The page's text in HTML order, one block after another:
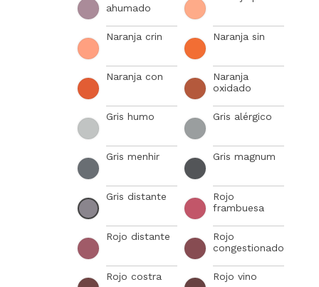
ahumado
Naranja crin Naranja sin
Naranja con
Naranja
oxidado
Gris humo Gris alérgico
Gris menhir Gris magnum
Gris distante
Rojo
frambuesa
Rojo distante
Rojo
congestionado
Rojo costra Rojo vino